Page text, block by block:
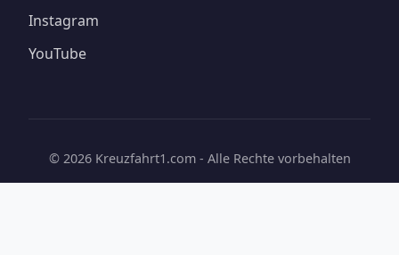
Instagram
YouTube
© 2026 Kreuzfahrt1.com - Alle Rechte vorbehalten